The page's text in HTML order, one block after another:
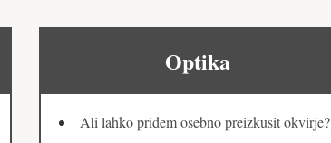
Optika
Ali lahko pridem osebno preizkusit okvirje?